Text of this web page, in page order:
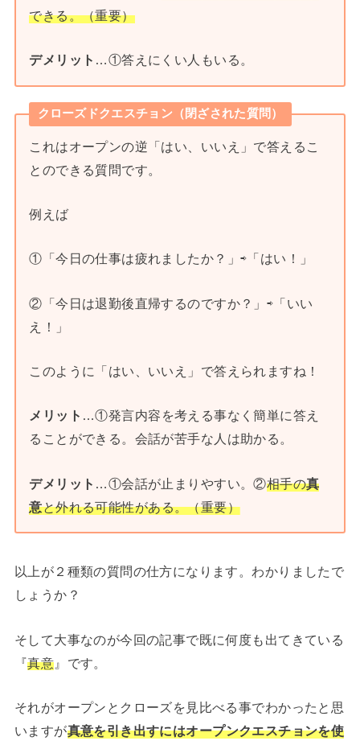
できる。（重要）
デメリット …①答えにくい人もいる。
クローズドクエスチョン（閉ざされた質問）
これはオープンの逆「はい、いいえ」で答えるこ
とのできる質問です。
例えば
①「今日の仕事は疲れましたか？」⇨「はい！」
②「今日は退勤後直帰するのですか？」⇨「いい
え！」
このように「はい、いいえ」で答えられますね！
メリット …①発言内容を考える事なく簡単に答え
ることができる。会話が苦手な人は助かる。
デメリット …①会話が止まりやすい。②相手の真
意と外れる可能性がある。（重要）
以上が２種類の質問の仕方になります。わかりましたで
しょうか？
そして大事なのが今回の記事で既に何度も出てきている
『真意 』です。
それがオープンとクローズを見比べる事でわかったと思
いますが真意を引き出すにはオープンクエスチョンを使